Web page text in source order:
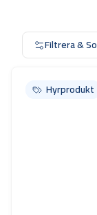
Filtrera &
Hyrprodukt
Hyrprodukt